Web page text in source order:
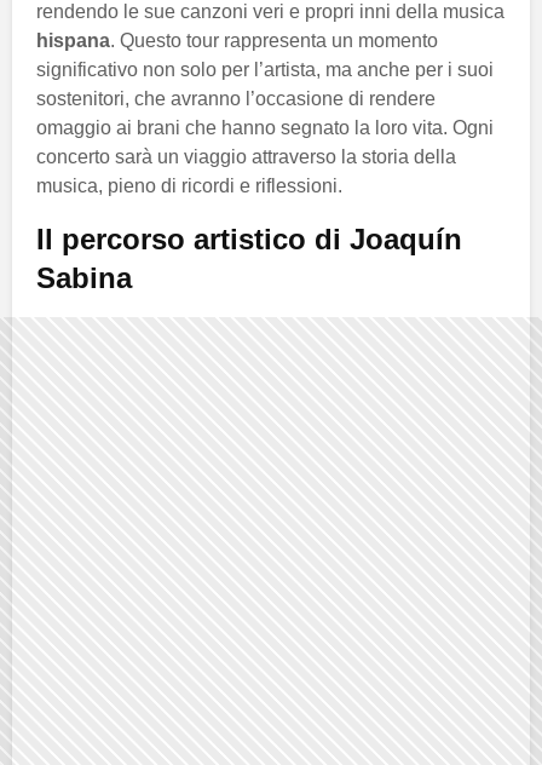
rendendo le sue canzoni veri e propri inni della musica
hispana. Questo tour rappresenta un momento
significativo non solo per l’artista, ma anche per i suoi
sostenitori, che avranno l’occasione di rendere
omaggio ai brani che hanno segnato la loro vita. Ogni
concerto sarà un viaggio attraverso la storia della
musica, pieno di ricordi e riflessioni.
Il percorso artistico di Joaquín
Sabina